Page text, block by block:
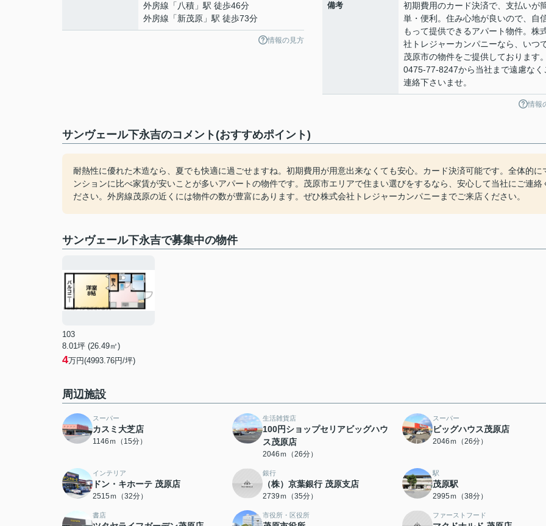
外房線 「 八積 」駅 徒歩46分
外房線 「新茂原 」駅 徒歩73分
情報の見方
備考
初期費用のカード決済で、支払いが
単・便利。住み心地が良いので、自
もって提供できるアパート物件。株
社トレジャーカンパニーなら、いつ
茂原市の物件をご提供しております。
0475-77-8247から当社まで遠慮なく
連絡下さいませ。
情報
サンヴェール下永吉のコメント(おすすめポイント)
耐熱性に優れた木造なら、夏でも快適に過ごせますね。初期費用が用意出来なくても安心。カード決済可能です。全体的に
ンションに比べ家賃が安いことが多いアパートの物件です。茂原市エリアで住まい選びをするなら、安心して当社にご連絡
ださい。外房線茂原の近くには物件の数が豊富にあります。ぜひ株式会社トレジャーカンパニーまでご来店ください。
サンヴェール下永吉で募集中の物件
103
8.01坪 (26.49㎡)
4万円(4993.76円/坪)
周辺施設
スーパー
カスミ大芝店
1146ｍ（15分）
生活雑貨店
100円ショップセリアビッグハウ
ス茂原店
2046ｍ（26分）
スーパー
ビッグハウス茂原店
2046ｍ（26分）
インテリア
ドン・キホーテ 茂原店
2515ｍ（32分）
銀行
（株）京葉銀行 茂原支店
2739ｍ（35分）
駅
茂原駅
2995ｍ（38分）
書店 市役所・区役所 ファーストフード